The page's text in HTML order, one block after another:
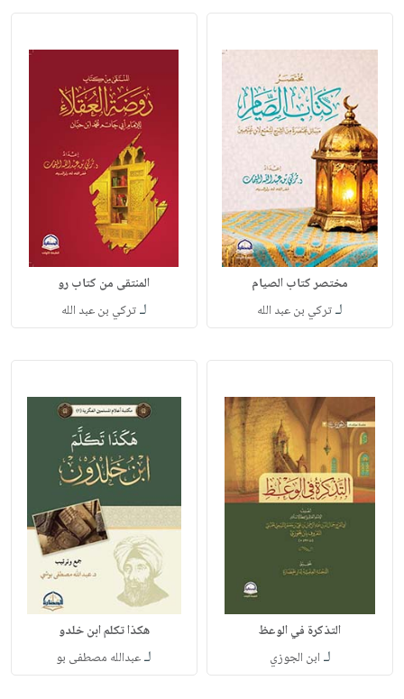
مختصر كتاب الصيام
لـتركي بن عبد الله
المنتقى من كتاب رو
لـتركي بن عبد الله
التذكرة في الوعظ
لـ ابن الجوزي
هكذا تكلم ابن خلدو
لـعبدالله مصطفى بو